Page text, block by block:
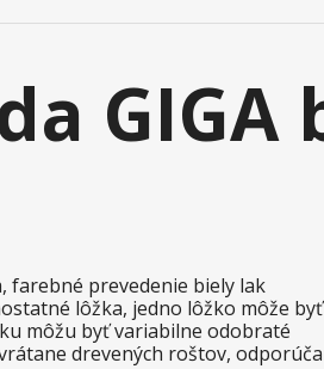
GIGA
farebné prevedenie biely lak
lôžka, jedno lôžko môže
môžu byť variabilne odobraté
drevených roštov,